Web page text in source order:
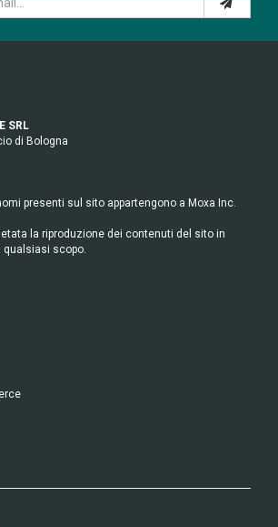
SRL
di Bologna
presenti sul sito appartengono a Moxa Inc.
la riproduzione dei contenuti del sito in
qualsiasi scopo.